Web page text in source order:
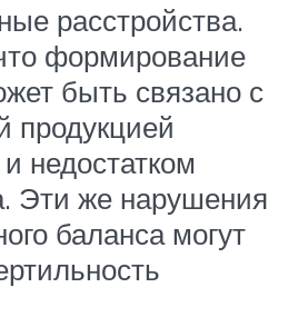
расстройства.
формирование
быть связано с
продукцией
недостатком
Эти же нарушения
баланса могут